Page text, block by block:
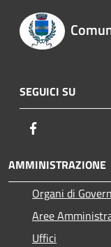
SEGUICI SU
AMMINISTRAZIONE
Organi di
Aree
Uffici